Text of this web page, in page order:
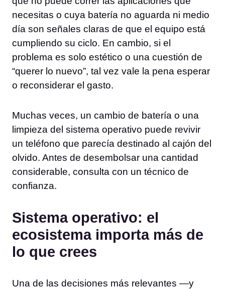
necesitas o cuya batería no aguarda ni medio
día son señales claras de que el equipo está
cumpliendo su ciclo. En cambio, si el
problema es solo estético o una cuestión de
“querer lo nuevo”, tal vez vale la pena esperar
o reconsiderar el gasto.
Muchas veces, un cambio de batería o una
limpieza del sistema operativo puede revivir
un teléfono que parecía destinado al cajón del
olvido. Antes de desembolsar una cantidad
considerable, consulta con un técnico de
confianza.
Sistema operativo: el
ecosistema importa más de
lo que crees
Una de las decisiones más relevantes —y